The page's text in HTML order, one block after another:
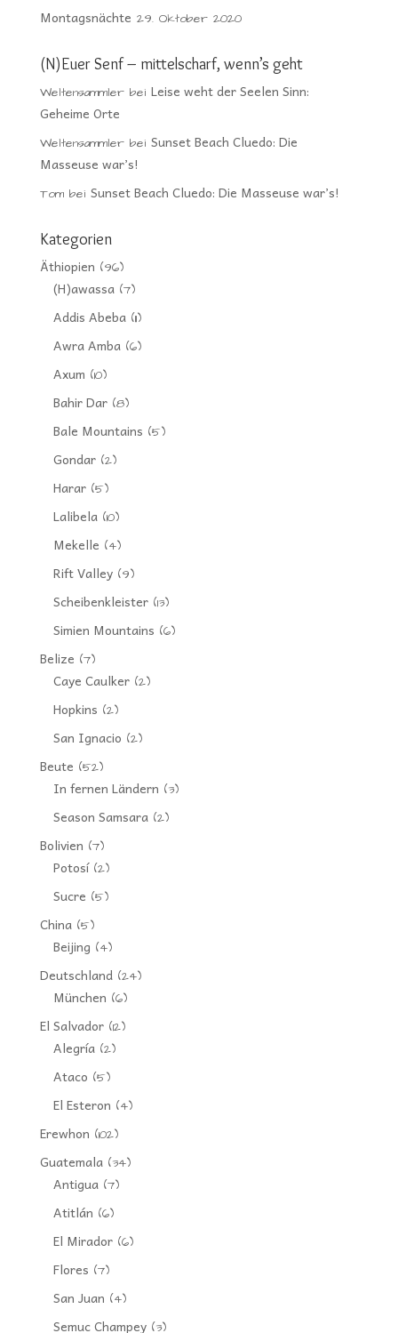
Montagsnächte 29. Oktober 2020
(N)Euer Senf – mittelscharf, wenn’s geht
Weltensammlerbei Leise weht der Seelen Sinn:
Geheime Orte
Weltensammlerbei Sunset Beach Cluedo: Die
Masseuse war’s!
Tombei Sunset Beach Cluedo: Die Masseuse war’s!
Kategorien
Äthiopien (96)
(H)awassa(7)
Addis Abeba(11)
Awra Amba(6)
Axum (10)
Bahir Dar(8)
Bale Mountains (5)
Gondar(2)
Harar(5)
Lalibela(10)
Mekelle (4)
Rift Valley(9)
Scheibenkleister(13)
Simien Mountains (6)
Belize (7)
Caye Caulker(2)
Hopkins (2)
San Ignacio (2)
Beute (52)
In fernen Ländern (3)
Season Samsara(2)
Bolivien (7)
Potosí(2)
Sucre (5)
China(5)
Beijing (4)
Deutschland(24)
München (6)
El Salvador(12)
Alegría(2)
Ataco (5)
El Esteron (4)
Erewhon (102)
Guatemala(34)
Antigua(7)
Atitlán (6)
El Mirador(6)
Flores (7)
San Juan (4)
Semuc Champey(3)